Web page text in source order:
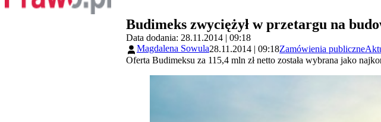
Budimeks zwyciężył w przetargu na
Data dodania: 28.11.2014 | 09:18
Magdalena Sowula28.11.2014 | 09:18Zamówienia publiczne
Oferta Budimeksu za 115,4 mln zł netto została wybrana jako